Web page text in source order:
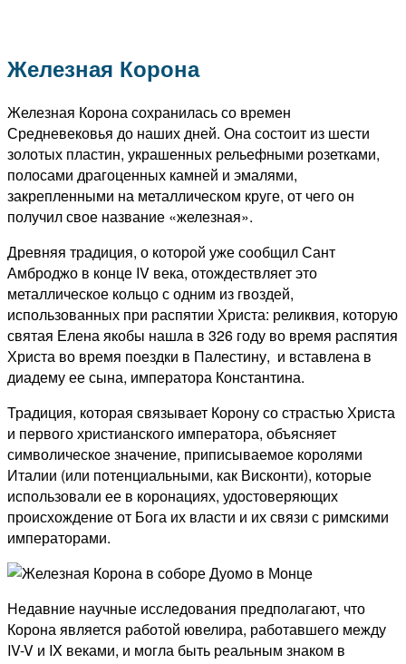
Железная Корона
Железная Корона сохранилась со времен
Средневековья до наших дней. Онасостоит из шести
золотых пластин, украшенных рельефными розетками,
полосами драгоценных камней и эмалями,
закрепленными на металлическом круге, от чего он
получил свое название «железная».
Древняя традиция, о которой уже сообщил Сант
Амброджо в конце IV века, отождествляет это
металлическое кольцо с одним из гвоздей,
использованных при распятии Христа: реликвия, которую
святая Елена якобы нашла в 326 году во время распятия
Христа во время поездки в Палестину, и вставлена в
диадему ее сына, императора Константина.
Традиция, которая связывает Корону со страстью Христа
и первого христианского императора, объясняет
символическое значение, приписываемое королями
Италии (или потенциальными, как Висконти), которые
использовали ее в коронациях, удостоверяющих
происхождение от Бога их власти и их связи с римскими
императорами.
Недавние научные исследования предполагают, что
Корона является работой ювелира, работавшего между
IV-V и IX веками, и могла быть реальным знаком в